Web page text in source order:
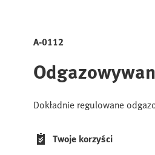
A-0112
Dokładnie regulowane
Twoje korzyści